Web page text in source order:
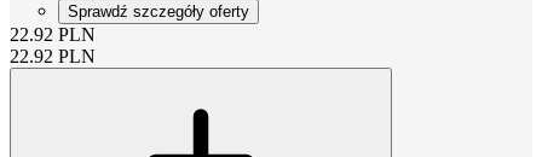
Sprawdź szczegóły oferty
22.92 PLN
22.92 PLN